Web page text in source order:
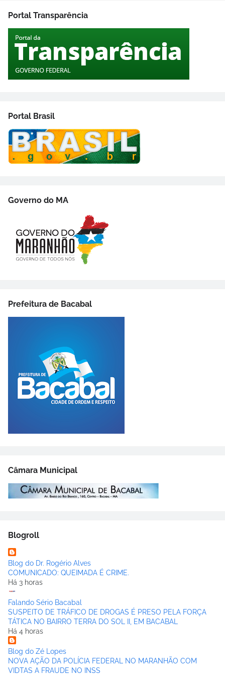
Portal Transparência
Portal Brasil
Governo do MA
Prefeitura de Bacabal
Câmara Municipal
Blogroll
Blog do Dr. Rogério Alves
COMUNICADO: QUEIMADA É CRIME.
Há 3 horas
Falando Sério Bacabal
SUSPEITO DE TRÁFICO DE DROGAS É PRESO PELA FORÇA
TÁTICA NO BAIRRO TERRA DO SOL II, EM BACABAL
Há 4 horas
Blog do Zé Lopes
NOVA AÇÃO DA POLÍCIA FEDERAL NO MARANHÃO COM
VIDTAS A FRAUDE NO INSS